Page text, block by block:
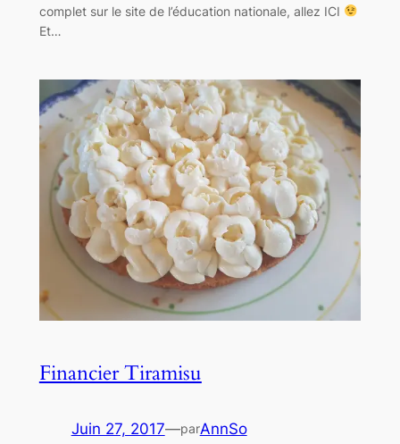
complet sur le site de l’éducation nationale, allez ICI
Et…
Financier Tiramisu
Juin 27, 2017—parAnnSo